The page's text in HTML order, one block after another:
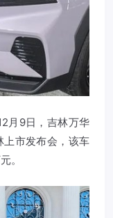
月9日，吉林万华
市发布会，该车
。